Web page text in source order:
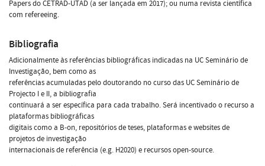
Papers do CETRAD-UTAD (a ser lançada em 2017); ou numa revista científica
com refereeing.
Bibliografia
Adicionalmente às referências bibliográficas indicadas na UC Seminário de
Investigação, bem como as
referências acumuladas pelo doutorando no curso das UC Seminário de
Projecto I e II, a bibliografia
continuará a ser específica para cada trabalho. Será incentivado o recurso a
plataformas bibliográficas
digitais como a B-on, repositórios de teses, plataformas e websites de
projetos de investigação
internacionais de referência (e.g. H2020) e recursos open-source.